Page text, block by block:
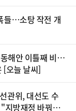
들…소탕 작전 개
해안 이틀째 비…
[오늘 날씨]
관위, 대선도 수
지방재정 바꿔